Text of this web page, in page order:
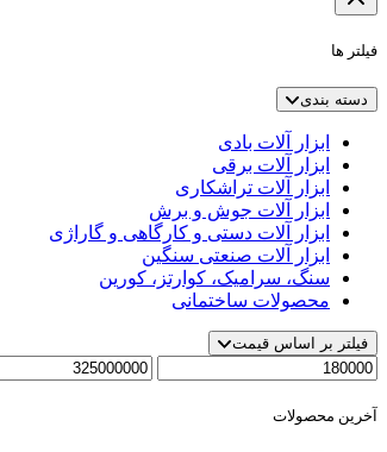
فیلتر ها
دسته بندی
ابزار آلات بادی
ابزار آلات برقی
ابزار آلات تراشکاری
ابزار آلات جوش و برش
ابزار آلات دستی و کارگاهی و گاراژی
ابزار آلات صنعتی سنگین
سنگ، سرامیک، کوارتز، کورین
محصولات ساختمانی
فیلتر بر اساس قیمت
حداقل
حداكثر
آخرین محصولات